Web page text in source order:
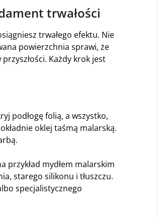
trwałości
trwałego efektu. Nie
powierzchnia sprawi, że
Każdy krok jest
podłogę folią, a wszystko,
oklej taśmą malarską.
przykład mydłem malarskim
starego silikonu i tłuszczu.
specjalistycznego